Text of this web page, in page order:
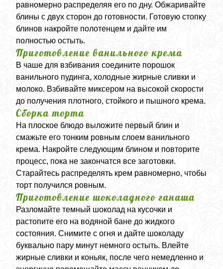
равномерно распределяя его по дну. Обжаривайте
блины с двух сторон до готовности. Готовую стопку
блинов накройте полотенцем и дайте им
полностью остыть.
Приготовление ванильного крема
В чаше для взбивания соедините порошок
ванильного пудинга, холодные жирные сливки и
молоко. Взбивайте миксером на высокой скорости
до получения плотного, стойкого и пышного крема.
Сборка торта
На плоское блюдо выложите первый блин и
смажьте его тонким ровным слоем ванильного
крема. Накройте следующим блином и повторите
процесс, пока не закончатся все заготовки.
Старайтесь распределять крем равномерно, чтобы
торт получился ровным.
Приготовление шоколадного ганаша
Разломайте темный шоколад на кусочки и
растопите его на водяной бане до жидкого
состояния. Снимите с огня и дайте шоколаду
буквально пару минут немного остыть. Влейте
жирные сливки и коньяк, после чего немедленно и